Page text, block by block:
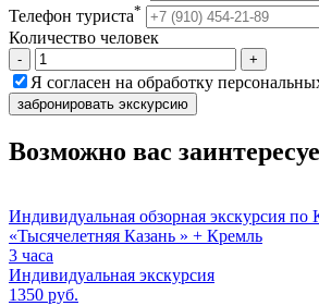
Телефон туриста*
Количество человек
- +
Я согласен на обработку
забронировать экскурсию
Возможно вас
Индивидуальная обзорная экскурсия по
«Тысячелетняя Казань » + Кремль
3 часа
Индивидуальная экскурсия
1350 руб.